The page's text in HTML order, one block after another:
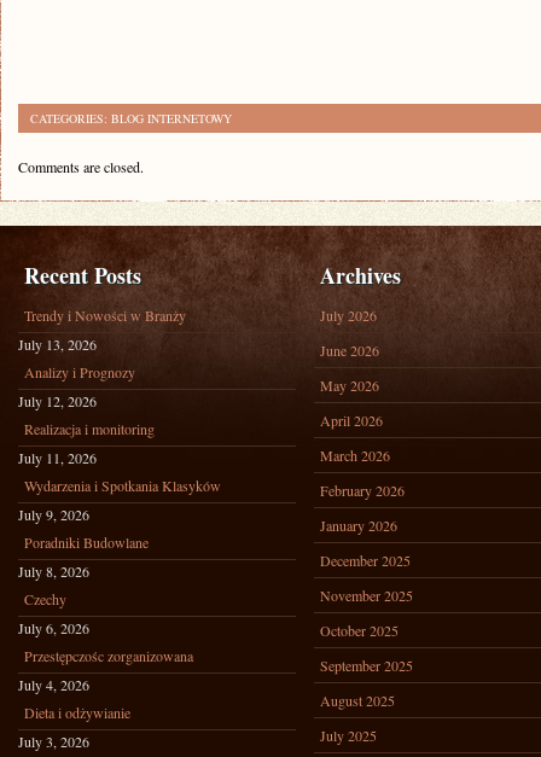
CATEGORIES: BLOG INTERNETOWY
Comments are closed.
Recent Posts
Trendy i Nowości w Branży
July 13, 2026
Analizy i Prognozy
July 12, 2026
Realizacja i monitoring
July 11, 2026
Wydarzenia i Spotkania Klasyków
July 9, 2026
Poradniki Budowlane
July 8, 2026
Czechy
July 6, 2026
Przestępczośc zorganizowana
July 4, 2026
Dieta i odżywianie
July 3, 2026
Archives
July 2026
June 2026
May 2026
April 2026
March 2026
February 2026
January 2026
December 2025
November 2025
October 2025
September 2025
August 2025
July 2025